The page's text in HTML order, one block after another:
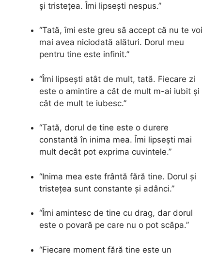
și tristețea. Îmi lipsești nespus.”
“Tată, îmi este greu să accept că nu te voi
mai avea niciodată alături. Dorul meu
pentru tine este infinit.”
“Îmi lipsești atât de mult, tată. Fiecare zi
este o amintire a cât de mult m-ai iubit și
cât de mult te iubesc.”
“Tată, dorul de tine este o durere
constantă în inima mea. Îmi lipsești mai
mult decât pot exprima cuvintele.”
“Inima mea este frântă fără tine. Dorul și
tristețea sunt constante și adânci.”
“Îmi amintesc de tine cu drag, dar dorul
este o povară pe care nu o pot scăpa.”
“Fiecare moment fără tine este un